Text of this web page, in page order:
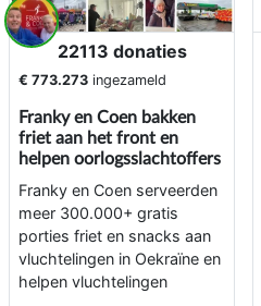
22113 donaties
€ 773.273 ingezameld
Franky en Coen bakken
friet aan het front en
helpen oorlogsslachtoffers
Franky en Coen serveerden
meer 300.000+ gratis
porties friet en snacks aan
vluchtelingen in Oekraïne en
helpen vluchtelingen